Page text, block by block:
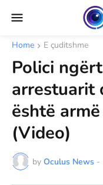
Home E çuditshme
Polici
arrestuarit
është
(Video)
by Oculus News -